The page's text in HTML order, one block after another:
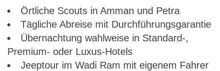
Örtliche Scouts in Amman und Petra
Tägliche Abreise mit Durchführungsgarantie
Übernachtung wahlweise in Standard-,
Premium- oder Luxus-Hotels
Jeeptour im Wadi Ram mit eigenem Fahrer